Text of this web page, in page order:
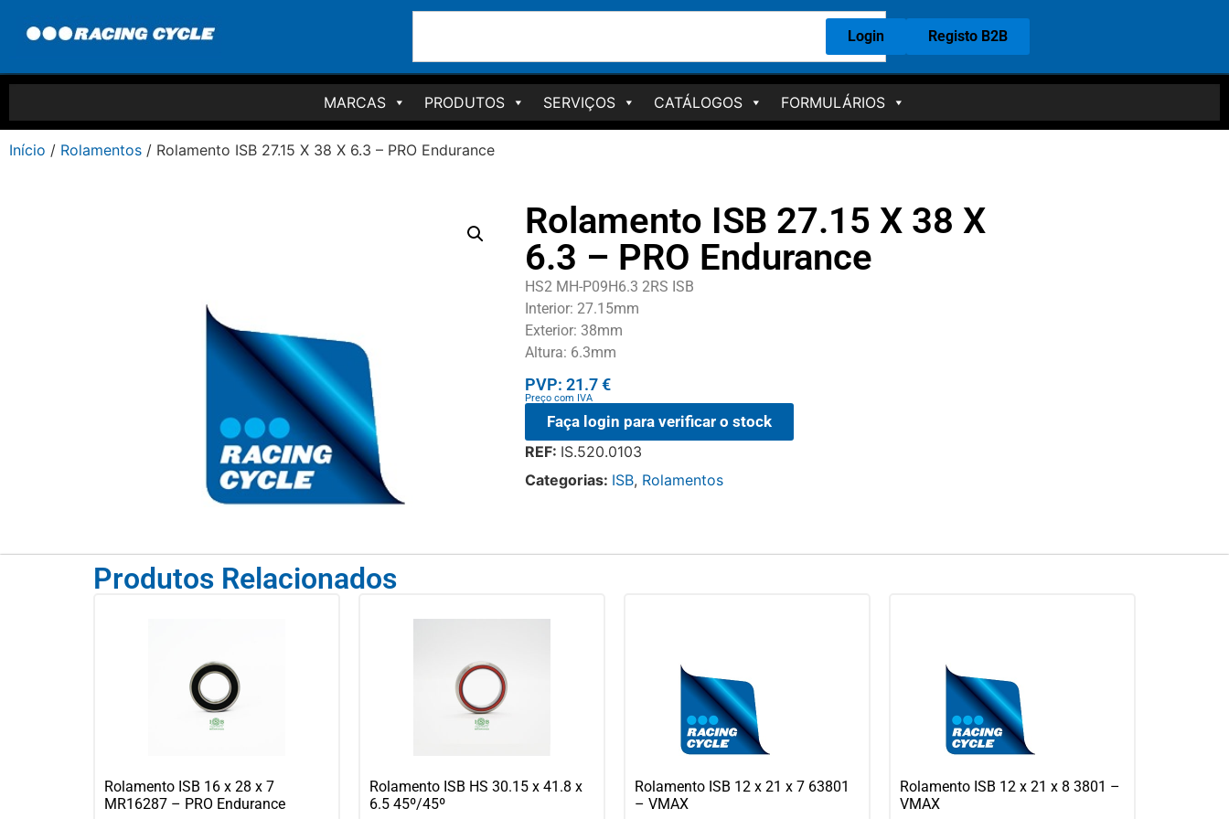
Login Registo B2B
MARCAS PRODUTOS SERVIÇOS CATÁLOGOS FORMULÁRIOS
Início / Rolamentos / Rolamento ISB 27.15 X 38 X 6.3 – PRO Endurance
Rolamento ISB 27.15 X 38 X
6.3 – PRO Endurance
HS2 MH-P09H6.3 2RS ISB
Interior: 27.15mm
Exterior: 38mm
Altura: 6.3mm
PVP: 21.7 €
Preço com IVA
Faça login para verificar o stock
REF: IS.520.0103
Categorias: ISB, Rolamentos
Produtos Relacionados
Rolamento ISB 16 x 28 x 7
MR16287 – PRO Endurance
Rolamento ISB HS 30.15 x 41.8 x
6.5 45º/45º
Rolamento ISB 12 x 21 x 7 63801
– VMAX
Rolamento ISB 12 x 21 x 8 3801 –
VMAX